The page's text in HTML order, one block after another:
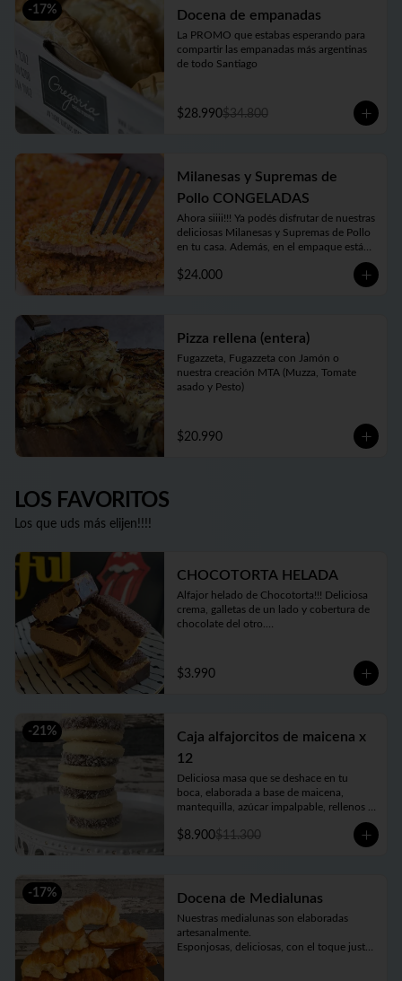
-17% Docena de empanadas
La PROMO que estabas esperando para
compartir las empanadas más argentinas
de todo Santiago
$28.990$34.800
Milanesas y Supremas de
Pollo CONGELADAS
Ahora siiii!!! Ya podés disfrutar de nuestras
deliciosas Milanesas y Supremas de Pollo
en tu casa. Además, en el empaque están
deliciosas como las que disfrutás en
y hasta 1.2 Kgs de las más ricas Milanesas
y Supremas de Pollo argentinas!!
$24.000
Pizza rellena (entera)
Fugazzeta, Fugazzeta con Jamón o
nuestra creación MTA (Muzza, Tomate
asado y Pesto)
$20.990
LOS FAVORITOS
Los que uds más elijen!!!!
CHOCOTORTA HELADA
Alfajor helado de Chocotorta!!! Deliciosa
crema, galletas de un lado y cobertura de
chocolate del otro.
100% artesanal, como todo lo que
hacemos. Una verdadera delicia!!
$3.990
-21%
Caja alfajorcitos de maicena x
12
Deliciosa masa que se deshace en tu
boca, elaborada a base de maicena,
mantequilla, azúcar impalpable, rellenos
con el mejor dulce de leche argentino y
coronados con coco rallado. Receta con
$8.900$11.300
-17% Docena de Medialunas
Nuestras medialunas son elaboradas
artesanalmente.
Esponjosas, deliciosas, con el toque justo